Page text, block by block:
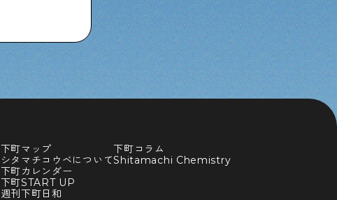
下町マップ
シタマチコウベについて
下町カレンダー
下町START UP
週刊下町日和
下町コラム
Shitamachi Chemistry